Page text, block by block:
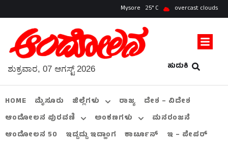
Mysore 25 overcast clouds
ಹುಡುಕಿ
ಶುಕ್ರವಾರ, 07 ಆಗಸ್ಟ್ 2026
HOME ಮೈಸೂರು ಜಿಲ್ಲೆಗಳು ರಾಜ್ಯ
ದೇಶ – ವಿದೇಶ
ಆಂದೋಲನ ಪುರವಣಿ
ಅಂಕಣಗಳು
ಮನರಂಜನೆ
ಆಂದೋಲನ 50
ಇದ್ದದ್ದು ಇದ್ಹಾಂಗ ಕಾರ್ಟೂನ್ ಇ – ಪೇಪರ್